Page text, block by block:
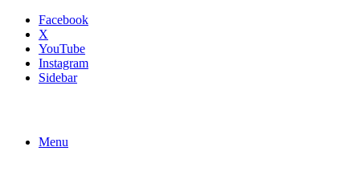
Facebook
X
YouTube
Instagram
Sidebar
Menu